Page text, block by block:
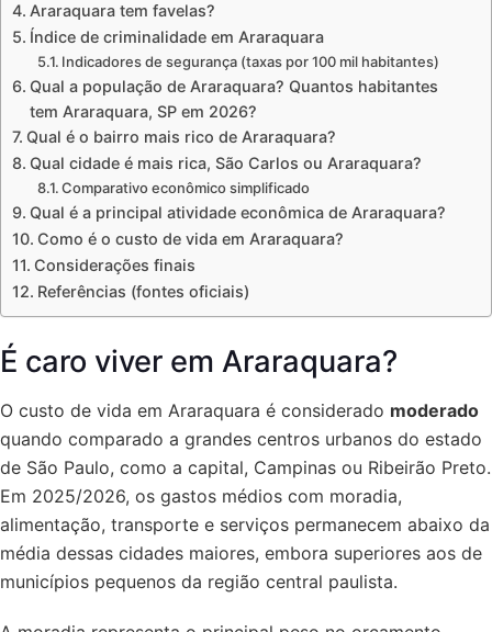
Araraquara tem favelas?
Índice de criminalidade em Araraquara
Indicadores de segurança (taxas por 100 mil habitantes)
Qual a população de Araraquara? Quantos habitantes
tem Araraquara, SP em 2026?
Qual é o bairro mais rico de Araraquara?
Qual cidade é mais rica, São Carlos ou Araraquara?
Comparativo econômico simplificado
Qual é a principal atividade econômica de Araraquara?
Como é o custo de vida em Araraquara?
Considerações finais
Referências (fontes oficiais)
É caro viver em Araraquara?
O custo de vida em Araraquara é considerado moderado
quando comparado a grandes centros urbanos do estado
de São Paulo, como a capital, Campinas ou Ribeirão Preto.
Em 2025/2026, os gastos médios com moradia,
alimentação, transporte e serviços permanecem abaixo da
média dessas cidades maiores, embora superiores aos de
municípios pequenos da região central paulista.